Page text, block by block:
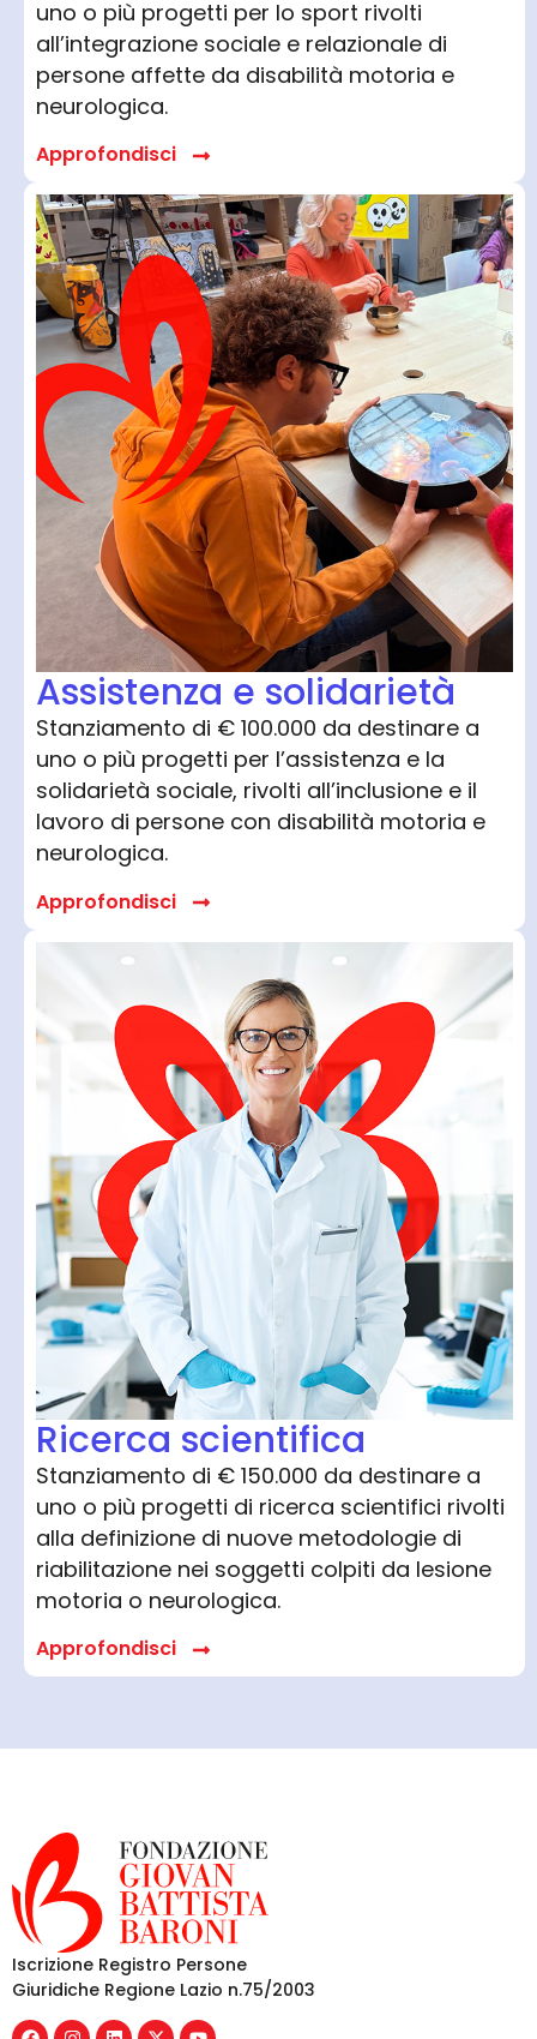
uno o più progetti per lo sport rivolti
all’integrazione sociale e relazionale di
persone affette da disabilità motoria e
neurologica.
Approfondisci
Assistenza e solidarietà
Stanziamento di € 100.000 da destinare a
uno o più progetti per l’assistenza e la
solidarietà sociale, rivolti all’inclusione e il
lavoro di persone con disabilità motoria e
neurologica.
Approfondisci
Ricerca scientifica
Stanziamento di € 150.000 da destinare a
uno o più progetti di ricerca scientifici rivolti
alla definizione di nuove metodologie di
riabilitazione nei soggetti colpiti da lesione
motoria o neurologica.
Approfondisci
Iscrizione Registro Persone
Giuridiche Regione Lazio n.75/2003